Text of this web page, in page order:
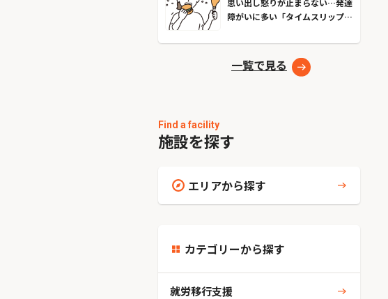
思い出し怒りが止まらない…発達
障がいに多い「タイムスリップ現
一覧で見る
Find a facility
施設を探す
エリアから探す
カテゴリーから探す
就労移行支援